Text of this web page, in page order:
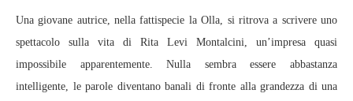
Una giovane autrice, nella fattispecie la Olla, si ritrova a scrivere uno
spettacolo sulla vita di Rita Levi Montalcini, un’impresa quasi
impossibile apparentemente. Nulla sembra essere abbastanza
intelligente, le parole diventano banali di fronte alla grandezza di una